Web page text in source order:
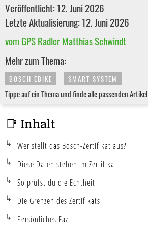
Veröffentlicht: 12. Juni 2026
Letzte Aktualisierung: 12. Juni 2026
vom GPS Radler Matthias Schwindt
Mehr zum Thema:
BOSCH EBIKE SMART SYSTEM
Tippe auf ein Thema und finde alle passenden Artikel
📑 Inhalt
Wer stellt das Bosch-Zertifikat aus?
Diese Daten stehen im Zertifikat
So prüfst du die Echtheit
Die Grenzen des Zertifikats
Persönliches Fazit